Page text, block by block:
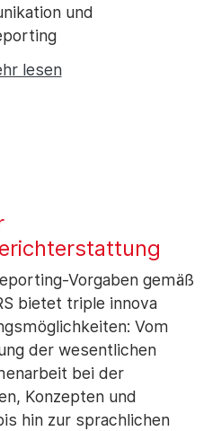
und
lesen
Vorgaben gemäß
bietet triple innova
Vom
der wesentlichen
bei der
Konzepten und
hin zur sprachlichen